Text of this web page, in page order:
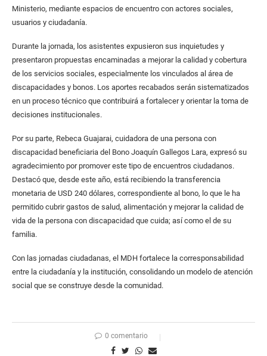
Ministerio, mediante espacios de encuentro con actores sociales,
usuarios y ciudadanía.
Durante la jornada, los asistentes expusieron sus inquietudes y
presentaron propuestas encaminadas a mejorar la calidad y cobertura
de los servicios sociales, especialmente los vinculados al área de
discapacidades y bonos. Los aportes recabados serán sistematizados
en un proceso técnico que contribuirá a fortalecer y orientar la toma de
decisiones institucionales.
Por su parte, Rebeca Guajarai, cuidadora de una persona con
discapacidad beneficiaria del Bono Joaquín Gallegos Lara, expresó su
agradecimiento por promover este tipo de encuentros ciudadanos.
Destacó que, desde este año, está recibiendo la transferencia
monetaria de USD 240 dólares, correspondiente al bono, lo que le ha
permitido cubrir gastos de salud, alimentación y mejorar la calidad de
vida de la persona con discapacidad que cuida; así como el de su
familia.
Con las jornadas ciudadanas, el MDH fortalece la corresponsabilidad
entre la ciudadanía y la institución, consolidando un modelo de atención
social que se construye desde la comunidad.
0 comentario